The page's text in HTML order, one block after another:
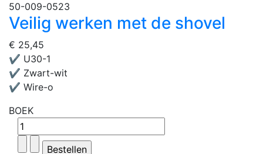
50-009-0523
Veilig werken met de shovel
€ 25,45
✔ U30-1
✔ Zwart-wit
✔ Wire-o
BOEK